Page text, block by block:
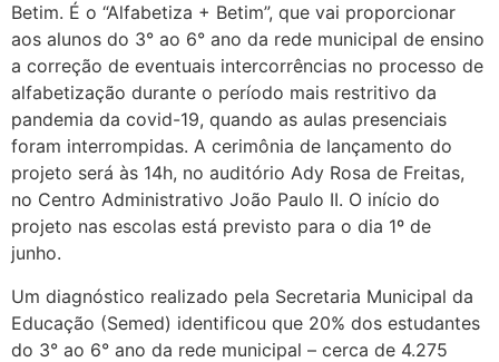
Betim. É o “Alfabetiza + Betim”, que vai proporcionar
aos alunos do 3° ao 6° ano da rede municipal de ensino
a correção de eventuais intercorrências no processo de
alfabetização durante o período mais restritivo da
pandemia da covid-19, quando as aulas presenciais
foram interrompidas. A cerimônia de lançamento do
projeto será às 14h, no auditório Ady Rosa de Freitas,
no Centro Administrativo João Paulo II. O início do
projeto nas escolas está previsto para o dia 1º de
junho.
Um diagnóstico realizado pela Secretaria Municipal da
Educação (Semed) identificou que 20% dos estudantes
do 3° ao 6° ano da rede municipal – cerca de 4.275